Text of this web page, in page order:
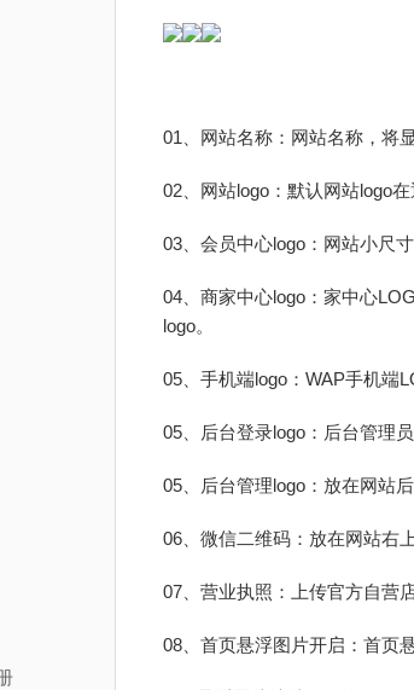
01、网站名称：网站名称，将
02、网站logo：默认网站logo
03、会员中心logo：网站小尺
04、商家中心logo：家中心
logo。
05、手机端logo：WAP手机端
05、后台登录logo：后台管理
05、后台管理logo：放在网站
06、微信二维码：放在网站右
07、营业执照：上传官方自营
08、首页悬浮图片开启：首页